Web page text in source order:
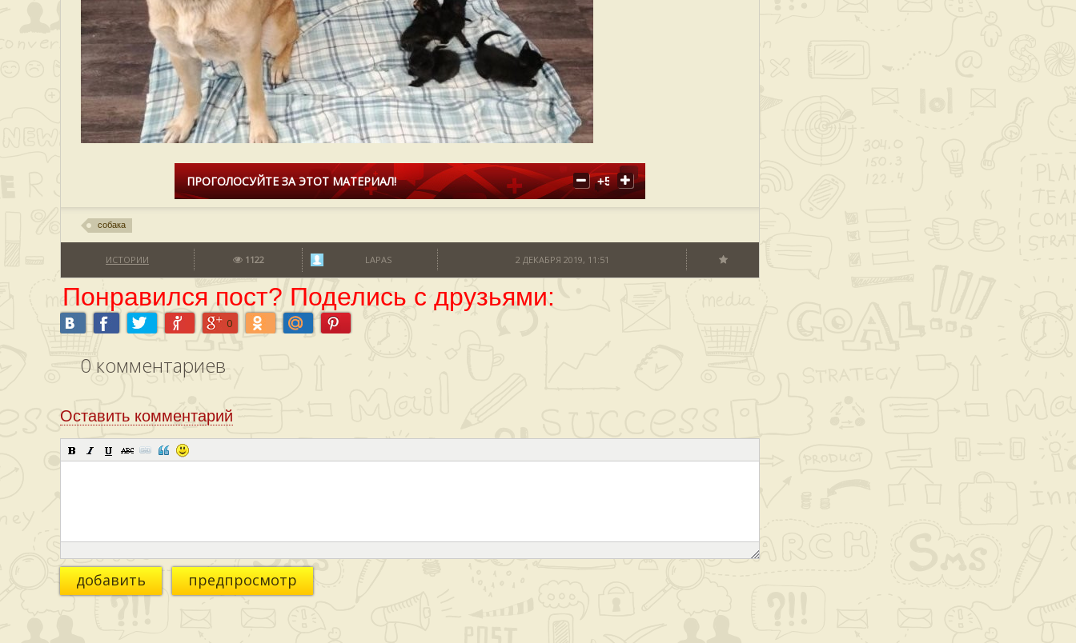
ПРОГОЛОСУЙТЕ ЗА ЭТОТ МАТЕРИАЛ! +5
собака
ИСТОРИИ 1122 LAPAS 2 ДЕКАБРЯ 2019, 11:51
Понравился пост? Поделись с друзьями:
0
0 комментариев
Оставить комментарий
добавить предпросмотр